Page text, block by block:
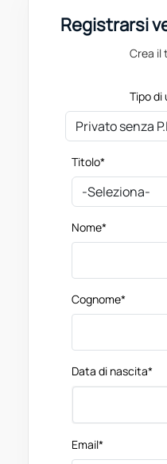
Registrarsi
Crea il
Tipo
Titolo*
Nome*
Cognome*
Data di nascita*
Email*